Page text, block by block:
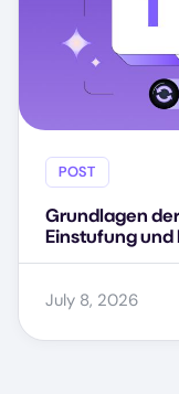
POST
Grundlagen
Einstufung
July 8, 2026